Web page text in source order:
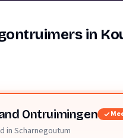
in
Ontruimingen
in Scharnegoutum